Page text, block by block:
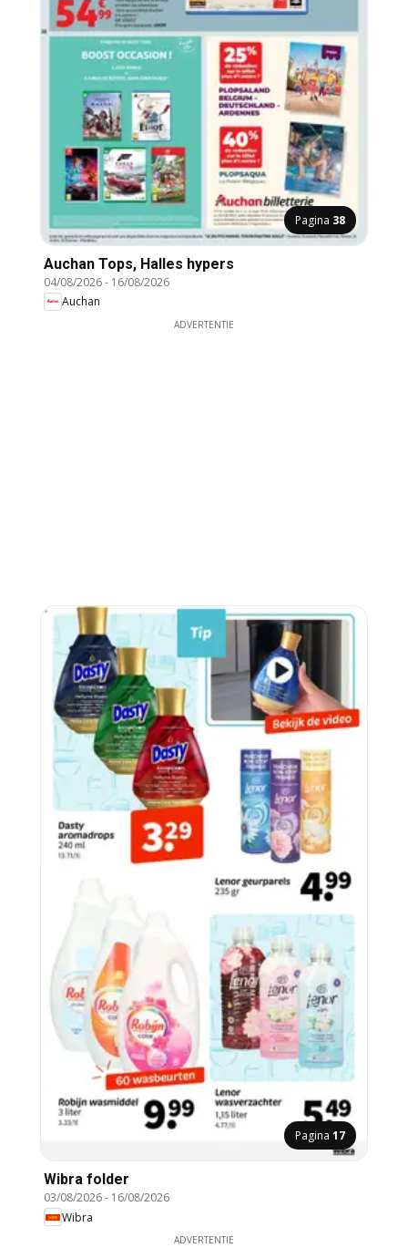
Pagina 38
Auchan Tops, Halles hypers
04/08/2026- 16/08/2026
Auchan
ADVERTENTIE
Pagina 17
Wibra folder
03/08/2026- 16/08/2026
Wibra
ADVERTENTIE